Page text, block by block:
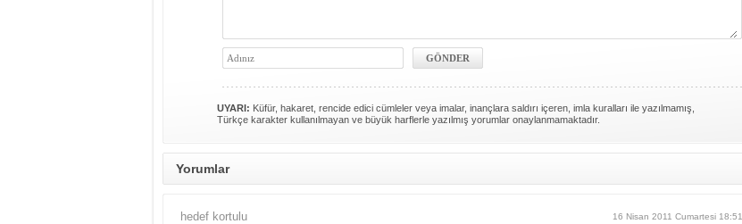
UYARI: Küfür, hakaret, rencide edici cümleler veya imalar, inançlara saldırı içeren, imla kuralları ile yazılmamış,
Türkçe karakter kullanılmayan ve büyük harflerle yazılmış yorumlar onaylanmamaktadır.
Yorumlar
hedef kortulu 16 Nisan 2011 Cumartesi 18:51